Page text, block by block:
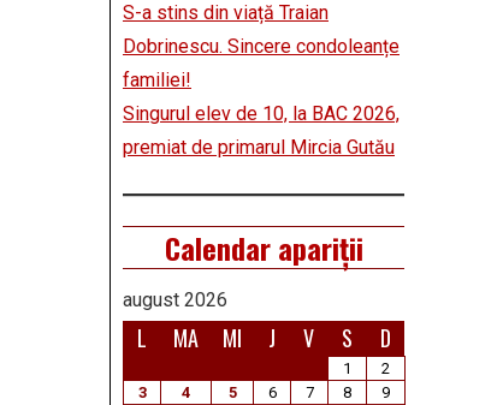
S-a stins din viață Traian
Dobrinescu. Sincere condoleanțe
familiei!
Singurul elev de 10, la BAC 2026,
premiat de primarul Mircia Gutău
Calendar apariții
august 2026
L MA MI J V S D
1
2
3
4 5 6 7 8
9